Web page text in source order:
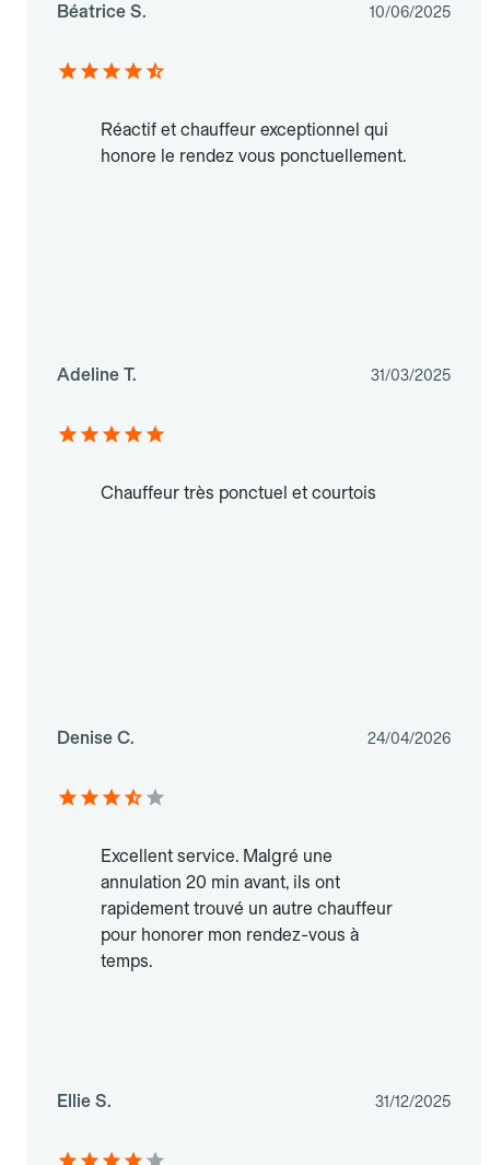
Béatrice S. 10/06/2025
Réactif et chauffeur exceptionnel qui
honore le rendez vous ponctuellement.
Adeline T. 31/03/2025
Chauffeur très ponctuel et courtois
Denise C. 24/04/2026
Excellent service. Malgré une
annulation 20 min avant, ils ont
rapidement trouvé un autre chauffeur
pour honorer mon rendez-vous à
temps.
Ellie S. 31/12/2025